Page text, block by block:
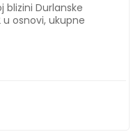
blizini Durlanske
osnovi, ukupne